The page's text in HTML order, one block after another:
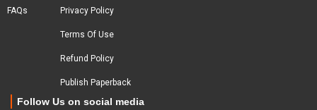
FAQs Privacy Policy
Terms Of Use
Refund Policy
Publish Paperback
Follow Us on social media